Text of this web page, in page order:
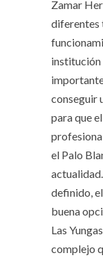
Zamar
diferentes
institución
conseguir
para que
el Palo
definido,
buena
Las
complejo